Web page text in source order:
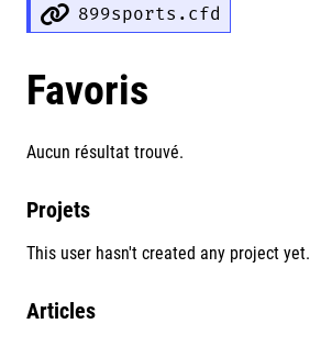
899sports.cfd
Favoris
Aucun résultat trouvé.
Projets
This user hasn't created any project yet.
Articles